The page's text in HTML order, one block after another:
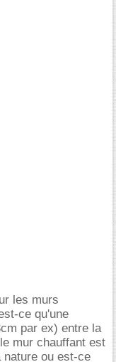
les murs
ce qu'une
par ex) entre la
mur chauffant est
nature ou est-ce